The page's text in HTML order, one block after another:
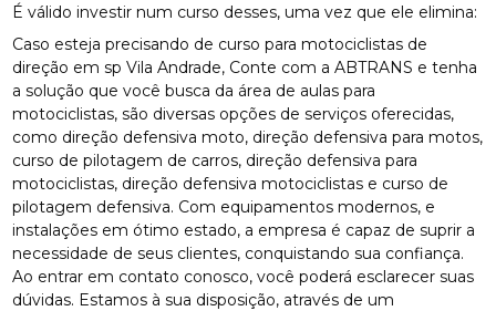
É válido investir num curso desses, uma vez que ele elimina:
Caso esteja precisando de curso para motociclistas de
direção em sp Vila Andrade, Conte com a ABTRANS e tenha
a solução que você busca da área de aulas para
motociclistas, são diversas opções de serviços oferecidas,
como direção defensiva moto, direção defensiva para motos,
curso de pilotagem de carros, direção defensiva para
motociclistas, direção defensiva motociclistas e curso de
pilotagem defensiva. Com equipamentos modernos, e
instalações em ótimo estado, a empresa é capaz de suprir a
necessidade de seus clientes, conquistando sua confiança.
Ao entrar em contato conosco, você poderá esclarecer suas
dúvidas. Estamos à sua disposição, através de um